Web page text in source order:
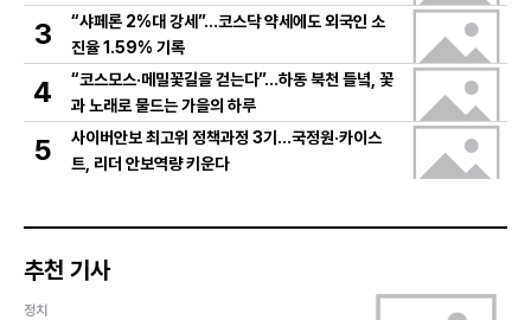
3
“샤페론 2%대 강세”…코스닥 약세에도 외국인 소
진율 1.59% 기록
4
“코스모스·메밀꽃길을 걷는다”…하동 북천 들녘, 꽃
과 노래로 물드는 가을의 하루
5
사이버안보 최고위 정책과정 3기…국정원·카이스
트, 리더 안보역량 키운다
추천 기사
정치